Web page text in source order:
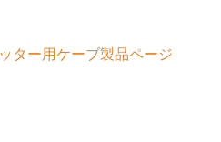
ター用ケーブ製品ページ